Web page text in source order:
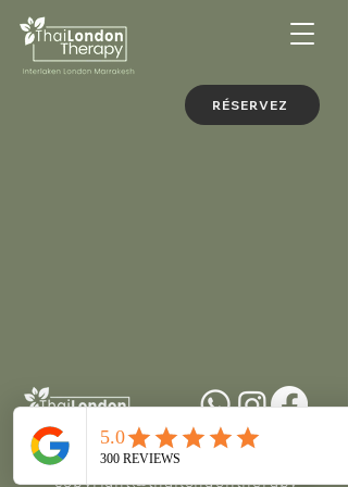
RÉSERVEZ
copyright@thailondontherapy
+212636301225